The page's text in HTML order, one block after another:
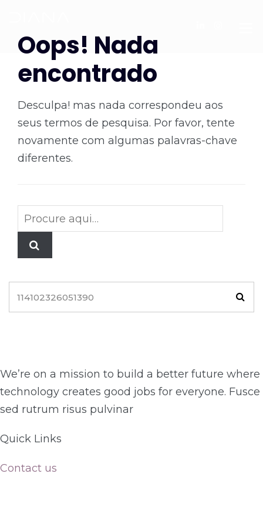
Oops! Nada
encontrado
Desculpa! mas nada correspondeu aos
seus termos de pesquisa. Por favor, tente
novamente com algumas palavras-chave
diferentes.
We’re on a mission to build a better future where
technology creates good jobs for everyone. Fusce
sed rutrum risus pulvinar
Quick Links​
Contact us